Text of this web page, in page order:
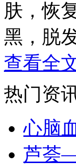
肤，恢
黑，脱
查看全
热门资
心脑
芦荟